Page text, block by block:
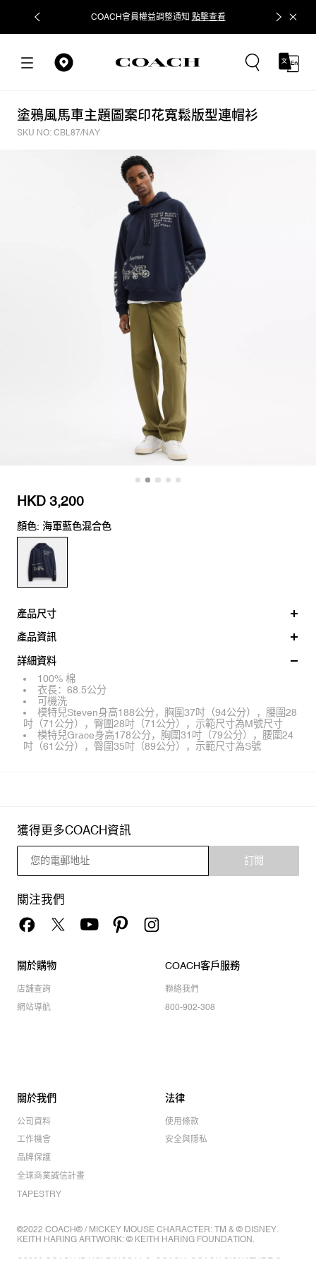
COACH會員權益調整通知 點擊查看 立即追蹤
塗鴉風馬車主題圖案印花寬鬆版型連帽衫
SKU NO: CBL87/NAY
HKD 3,200
顏色: 海軍藍色混合色
產品尺寸
產品資訊
詳細資料
100% 棉
衣長：68.5公分
可機洗
模特兒Steven身高188公分，胸圍37吋（94公分），腰圍28
吋（71公分），臀圍28吋（71公分），示範尺寸為M號尺寸
模特兒Grace身高178公分，胸圍31吋（79公分），腰圍24
吋（61公分），臀圍35吋（89公分），示範尺寸為S號
獲得更多COACH資訊
訂閱
關注我們
關於購物
店舖查詢
網站導航
COACH客戶服務
聯絡我們
800-902-308
關於我們
公司資料
工作機會
品牌保護
全球商業誠信計畫
TAPESTRY
法律
使用條款
安全與隱私
©2022 COACH® / MICKEY MOUSE CHARACTER: TM & © DISNEY.
KEITH HARING ARTWORK: © KEITH HARING FOUNDATION.
©2022 COACH IP HOLDINGS LLC. COACH, COACH SIGNATURE C